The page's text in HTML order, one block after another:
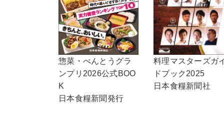
惣菜・べんとうグラ
ンプリ2026公式BOO
K
日本食糧新聞発行
料理マスターズガ
ドブック2025
日本食糧新聞社